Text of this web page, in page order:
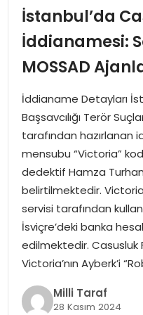
EKONOMI
SPOR
SIYASET
MAGAZIN
İstanbul’da
İddianamesi:
MOSSAD
İddianame Detayları
Başsavcılığı Terör
tarafından hazırlanan
mensubu “Victoria” kod
dedektif Hamza
belirtilmektedir.
servisi tarafından
İsviçre’deki banka
edilmektedir.
Victoria’nın Ayberk’i
Milli Taraf
28 Kasım 2024